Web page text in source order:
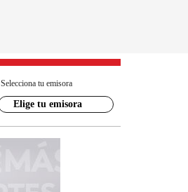
Selecciona tu emisora
Elige tu emisora